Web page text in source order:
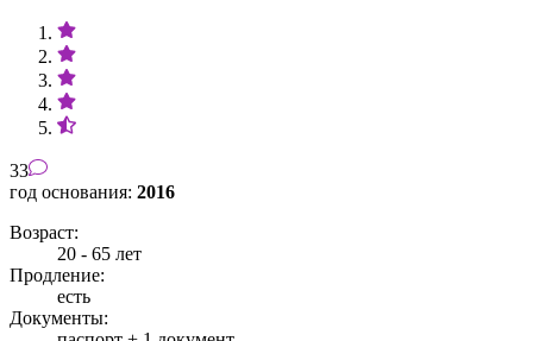
33
год основания: 2016
Возраст:
20 - 65 лет
Продление:
есть
Документы: